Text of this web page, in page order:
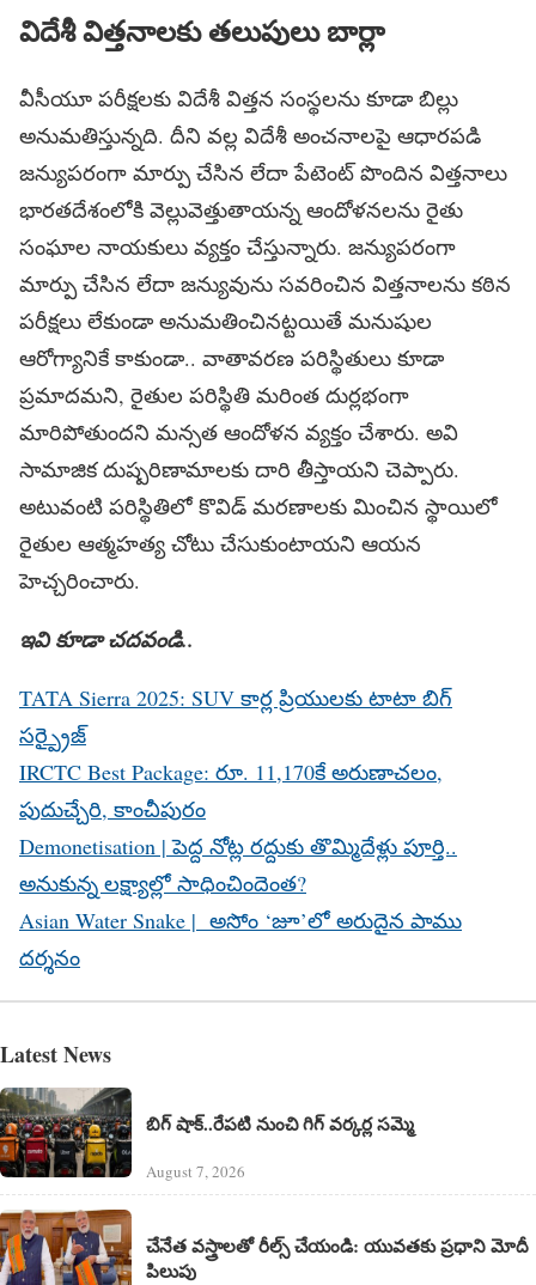
విదేశీ విత్తనాలకు తలుపులు బార్లా
వీసీయూ పరీక్షలకు విదేశీ విత్తన సంస్థలను కూడా బిల్లు
అనుమతిస్తున్నది. దీని వల్ల విదేశీ అంచనాలపై ఆధారపడి
జన్యుపరంగా మార్పు చేసిన లేదా పేటెంట్‌ పొందిన విత్తనాలు
భారతదేశంలోకి వెల్లువెత్తుతాయన్న ఆందోళనలను రైతు
సంఘాల నాయకులు వ్యక్తం చేస్తున్నారు. జన్యుపరంగా
మార్పు చేసిన లేదా జన్యువును సవరించిన విత్తనాలను కఠిన
పరీక్షలు లేకుండా అనుమతించినట్టయితే మనుషుల
ఆరోగ్యానికే కాకుండా.. వాతావరణ పరిస్థితులు కూడా
ప్రమాదమని, రైతుల పరిస్థితి మరింత దుర్లభంగా
మారిపోతుందని మన్సత ఆందోళన వ్యక్తం చేశారు. అవి
సామాజిక దుష్పరిణామాలకు దారి తీస్తాయని చెప్పారు.
అటువంటి పరిస్థితిలో కొవిడ్‌ మరణాలకు మించిన స్థాయిలో
రైతుల ఆత్మహత్య చోటు చేసుకుంటాయని ఆయన
హెచ్చరించారు.
ఇవి కూడా చదవండి..
TATA Sierra 2025: SUV కార్ల ప్రియులకు టాటా బిగ్
సర్ప్రైజ్
IRCTC Best Package: రూ. 11,170కే అరుణాచలం,
పుదుచ్చేరి, కాంచీపురం
Demonetisation | పెద్ద నోట్ల రద్దుకు తొమ్మిదేళ్లు పూర్తి..
అనుకున్న లక్ష్యాల్లో సాధించిందెంత?
Asian Water Snake | అసోం ‘జూ’లో అరుదైన పాము
దర్శనం
Latest News
బిగ్ షాక్..రేపటి నుంచి గిగ్ వర్కర్ల సమ్మె
August 7, 2026
చేనేత వస్త్రాలతో రీల్స్ చేయండి: యువతకు ప్రధాని మోదీ
పిలుపు